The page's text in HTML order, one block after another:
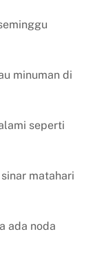
minuman di
seperti
matahari
ada noda